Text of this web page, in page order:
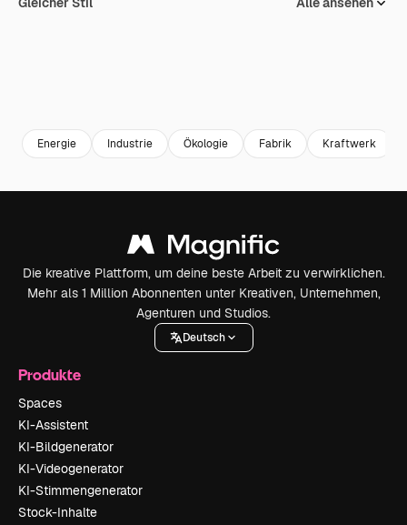
Energie Industrie Ökologie Fabrik Kraftwerk
Die kreative Plattform, um deine beste Arbeit zu verwirklichen.
Mehr als 1 Million Abonnenten unter Kreativen, Unternehmen,
Agenturen und Studios.
Deutsch
Produkte
Spaces
KI-Assistent
KI-Bildgenerator
KI-Videogenerator
KI-Stimmengenerator
Stock-Inhalte